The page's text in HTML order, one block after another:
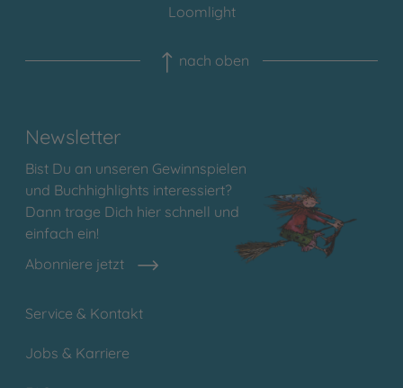
Loomlight
nach oben
Newsletter
Bist Du an unseren Gewinnspielen
und Buchhighlights interessiert?
Dann trage Dich hier schnell und
einfach ein!
Abonniere jetzt
Service & Kontakt
Jobs & Karriere